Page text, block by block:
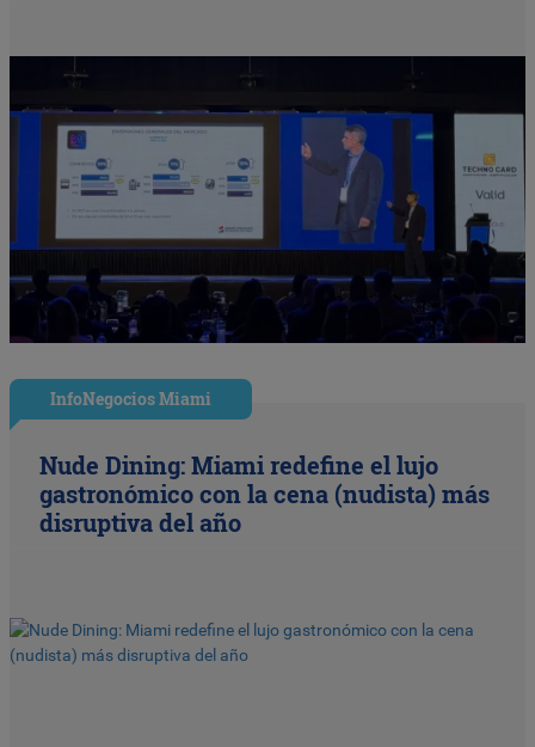
InfoNegocios Miami
Nude Dining: Miami redefine el lujo
gastronómico con la cena (nudista) más
disruptiva del año